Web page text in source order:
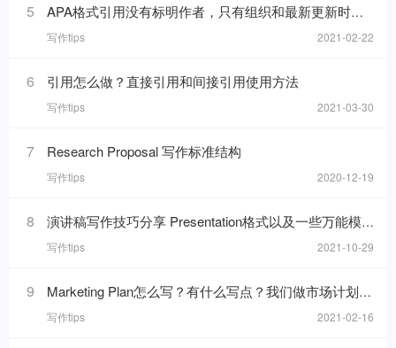
5 APA格式引用没有标明作者，只有组织和最新更新时间的网页，在reference list里要怎么写
写作tips 2021-02-22
6 引用怎么做？直接引用和间接引用使用方法
写作tips 2021-03-30
7 Research Proposal 写作标准结构
写作tips 2020-12-19
8 演讲稿写作技巧分享 Presentation格式以及一些万能模板句分享
写作tips 2021-10-29
9 Marketing Plan怎么写？有什么写点？我们做市场计划的目的是什么呢？
写作tips 2021-02-16